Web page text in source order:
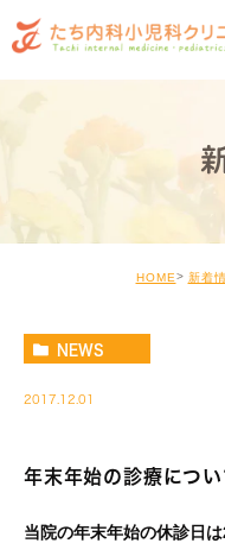
HOME 新着
NEWS
2017.12.01
年末年始の診療につい
当院の年末年始の休診日